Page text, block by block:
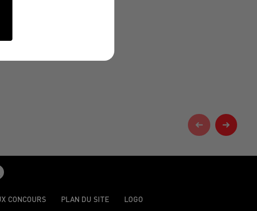
CONCOURS PLAN DU SITE LOGO